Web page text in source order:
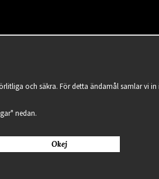
och säkra. För detta ändamål samlar vi
nedan.
Okej